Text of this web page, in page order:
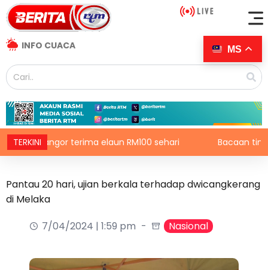
INFO CUACA
TERKINIterima elaun RM100 sehari Bacaan tinggi
Pantau 20 hari, ujian berkala terhadap dwicangkerang
di Melaka
7/04/2024 | 1:59 pm
Nasional
MS